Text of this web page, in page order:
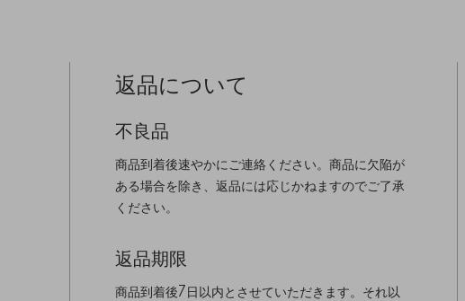
返品について
不良品
商品到着後速やかにご連絡ください。商品に欠陥が
ある場合を除き、返品には応じかねますのでご了承
ください。
返品期限
商品到着後7日以内とさせていただきます。それ以